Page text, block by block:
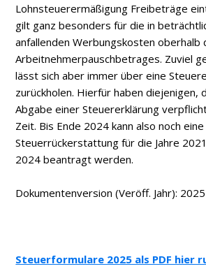
Lohnsteuerermäßigung Freibeträge
gilt ganz besonders für die in
anfallenden Werbungskosten oberhalb
Arbeitnehmerpauschbetrages. Zuviel
lässt sich aber immer über eine
zurückholen. Hierfür haben diejenigen,
Abgabe einer Steuererklärung
Zeit. Bis Ende 2024 kann also noch eine
Steuerrückerstattung für die Jahre
2024 beantragt werden.
Dokumentenversion (Veröff. Jahr): 2025
Steuerformulare 2025 als PDF hier